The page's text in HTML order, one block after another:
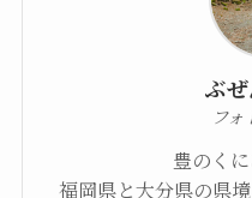
ぶ
フ
豊のくに
福岡県と大分県の県